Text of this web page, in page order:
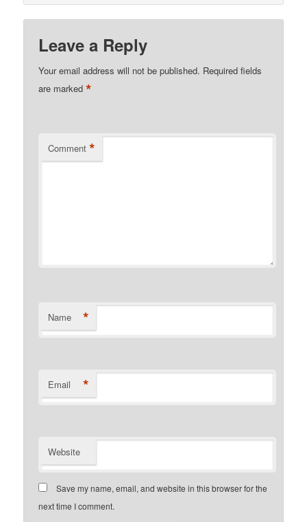
Leave a Reply
Your email address will not be published. Required fields
are marked*
Comment *
Name *
Email *
Website
Save my name, email, and website in this browser for the
next time I comment.